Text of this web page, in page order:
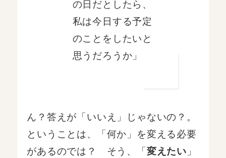
の日だとしたら、
私は今日する予定
のことをしたいと
思うだろうか」
ん？答えが「いいえ」じゃないの？。
ということは、「何か」を変える必要
があるのでは？ そう、「変えたい 」